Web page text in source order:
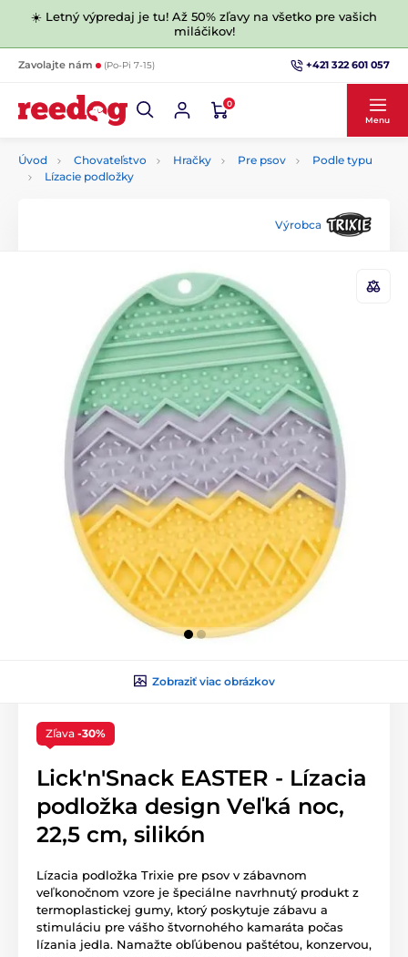
☀️ Letný výpredaj je tu! Až 50% zľavy na všetko pre vašich
miláčikov!
Zavolajte nám (Po-Pi 7-15) +421 322 601 057
0
Menu
Úvod Chovateľstvo Hračky Pre psov
Podle typu
Lízacie podložky
Výrobca
Zobraziť viac obrázkov
Zľava -30%
Lick'n'Snack EASTER - Lízacia
podložka design Veľká noc,
22,5 cm, silikón
Lízacia podložka Trixie pre psov v zábavnom
veľkonočnom vzore je špeciálne navrhnutý produkt z
termoplastickej gumy, ktorý poskytuje zábavu a
stimuláciu pre vášho štvornohého kamaráta počas
lízania jedla. Namažte obľúbenou paštétou, konzervou,